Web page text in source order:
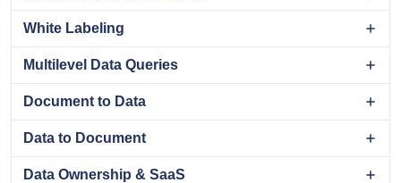
White Labeling
Multilevel Data Queries
Document to Data
Data to Document
Data Ownership & SaaS